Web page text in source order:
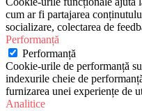
cum ar fi partajarea
socializare, colectarea de
Performanță
Performanță
Cookie-urile de performanță
indexurile cheie de
furnizarea unei experiențe de
Analitice